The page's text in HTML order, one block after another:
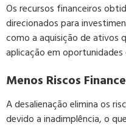
Os recursos financeiros
direcionados para
como a aquisição de ativos
aplicação em
Menos Riscos
A desalienação elimina os
devido a inadimplência, o